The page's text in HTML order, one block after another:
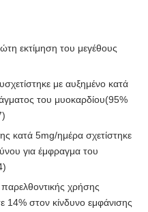
εκτίμηση του μεγέθους
με αυξημένο κατά
του μυοκαρδίου(95%
κατά 5mg/ημέρα σχετίστηκε
για έμφραγμα του
χρήσης
14% στον κίνδυνο εμφάνισης